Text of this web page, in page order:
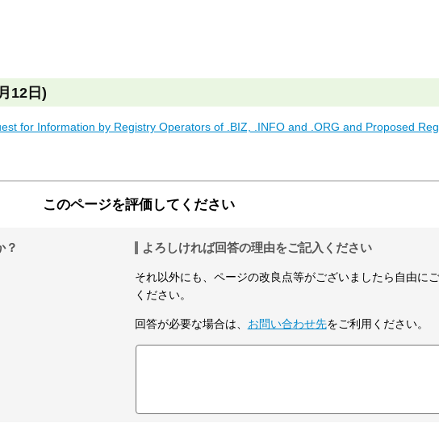
12日)
for Information by Registry Operators of .BIZ, .INFO and .ORG and Proposed
このページを評価してください
？ よろしければ回答の理由をご記入ください
それ以外にも、ページの改良点等がございましたら自由に
ください。
回答が必要な場合は、 お問い合わせ先をご利用ください。